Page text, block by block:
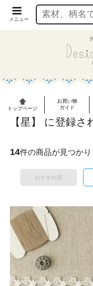
メニュー
トップページ
お買い物
ガイド
【星】 に登録
14件の商品が見つかり
おすすめ順